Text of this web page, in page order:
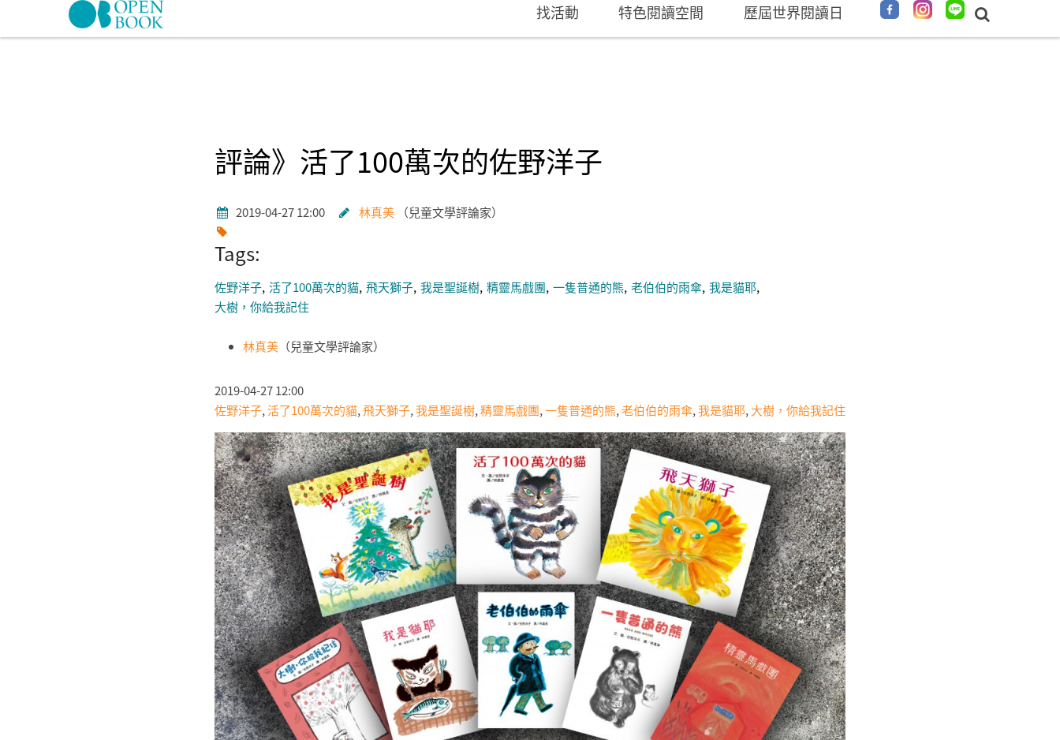
Skip to navigation 找活動 特色閱讀空間 歷屆世界閱讀日
評論》活了100萬次的佐野洋子
2019-04-27 12:00 林真美 兒童文學評論家
Tags:
佐野洋子 活了100萬次的貓 飛天獅子 我是聖誕樹 精靈馬戲團 一隻普通的熊 老伯伯的雨傘 我是貓耶
大樹，你給我記住
林真美 （兒童文學評論家）
2019-04-27 12:00
佐野洋子,活了100萬次的貓,飛天獅子,我是聖誕樹,精靈馬戲團,一隻普通的熊,老伯伯的雨傘,我是貓耶, 大樹，你給我記住